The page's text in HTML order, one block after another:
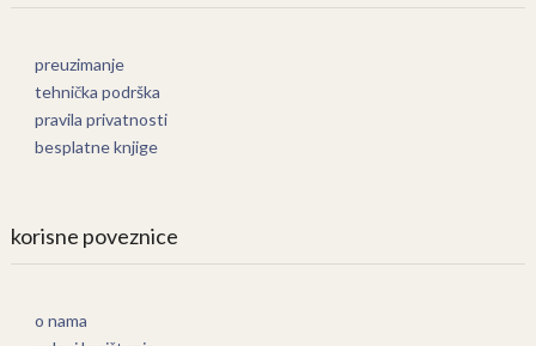
preuzimanje
tehnička podrška
pravila privatnosti
besplatne knjige
korisne poveznice
o nama